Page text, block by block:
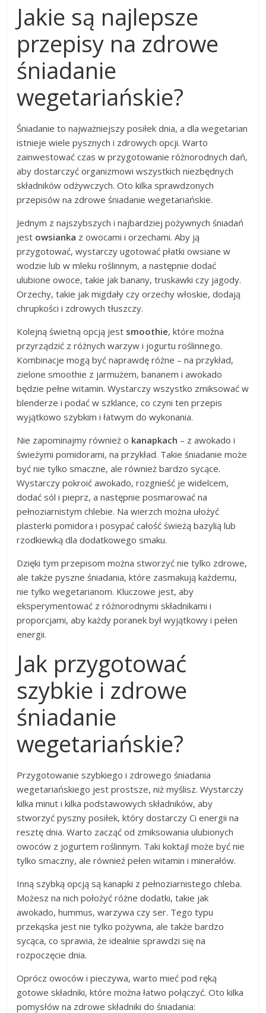
Jakie są najlepsze
przepisy na zdrowe
śniadanie
wegetariańskie?
Śniadanie to najważniejszy posiłek dnia, a dla wegetarian
istnieje wiele pysznych i zdrowych opcji. Warto
zainwestować czas w przygotowanie różnorodnych dań,
aby dostarczyć organizmowi wszystkich niezbędnych
składników odżywczych. Oto kilka sprawdzonych
przepisów na zdrowe śniadanie wegetariańskie.
Jednym z najszybszych i najbardziej pożywnych śniadań
jest owsianka z owocami i orzechami. Aby ją
przygotować, wystarczy ugotować płatki owsiane w
wodzie lub w mleku roślinnym, a następnie dodać
ulubione owoce, takie jak banany, truskawki czy jagody.
Orzechy, takie jak migdały czy orzechy włoskie, dodają
chrupkości i zdrowych tłuszczy.
Kolejną świetną opcją jest smoothie, które można
przyrządzić z różnych warzyw i jogurtu roślinnego.
Kombinacje mogą być naprawdę różne – na przykład,
zielone smoothie z jarmużem, bananem i awokado
będzie pełne witamin. Wystarczy wszystko zmiksować w
blenderze i podać w szklance, co czyni ten przepis
wyjątkowo szybkim i łatwym do wykonania.
Nie zapominajmy również o kanapkach – z awokado i
świeżymi pomidorami, na przykład. Takie śniadanie może
być nie tylko smaczne, ale również bardzo sycące.
Wystarczy pokroić awokado, rozgnieść je widelcem,
dodać sól i pieprz, a następnie posmarować na
pełnoziarnistym chlebie. Na wierzch można ułożyć
plasterki pomidora i posypać całość świeżą bazylią lub
rzodkiewką dla dodatkowego smaku.
Dzięki tym przepisom można stworzyć nie tylko zdrowe,
ale także pyszne śniadania, które zasmakują każdemu,
nie tylko wegetarianom. Kluczowe jest, aby
eksperymentować z różnorodnymi składnikami i
proporcjami, aby każdy poranek był wyjątkowy i pełen
energii.
Jak przygotować
szybkie i zdrowe
śniadanie
wegetariańskie?
Przygotowanie szybkiego i zdrowego śniadania
wegetariańskiego jest prostsze, niż myślisz. Wystarczy
kilka minut i kilka podstawowych składników, aby
stworzyć pyszny posiłek, który dostarczy Ci energii na
resztę dnia. Warto zacząć od zmiksowania ulubionych
owoców z jogurtem roślinnym. Taki koktajl może być nie
tylko smaczny, ale również pełen witamin i minerałów.
Inną szybką opcją są kanapki z pełnoziarnistego chleba.
Możesz na nich położyć różne dodatki, takie jak
awokado, hummus, warzywa czy ser. Tego typu
przekąska jest nie tylko pożywna, ale także bardzo
sycąca, co sprawia, że idealnie sprawdzi się na
rozpoczęcie dnia.
Oprócz owoców i pieczywa, warto mieć pod ręką
gotowe składniki, które można łatwo połączyć. Oto kilka
pomysłów na zdrowe składniki do śniadania: